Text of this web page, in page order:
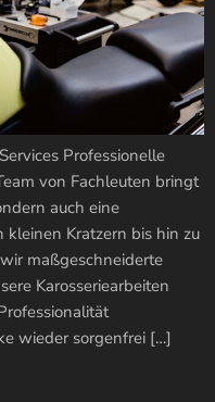
Professionelle
von Fachleuten bringt
auch eine
kleinen Kratzern bis hin zu
maßgeschneiderte
Karosseriearbeiten
wieder sorgenfrei […]